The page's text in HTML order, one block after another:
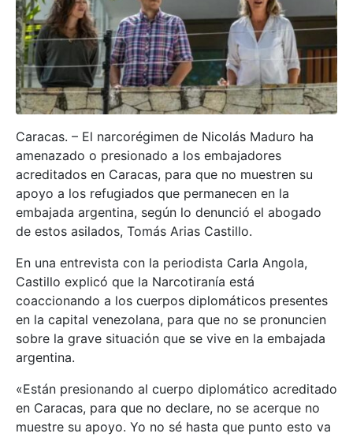
Caracas. – El narcorégimen de Nicolás Maduro ha
amenazado o presionado a los embajadores
acreditados en Caracas, para que no muestren su
apoyo a los refugiados que permanecen en la
embajada argentina, según lo denunció el abogado
de estos asilados, Tomás Arias Castillo.
En una entrevista con la periodista Carla Angola,
Castillo explicó que la Narcotiranía está
coaccionando a los cuerpos diplomáticos presentes
en la capital venezolana, para que no se pronuncien
sobre la grave situación que se vive en la embajada
argentina.
«Están presionando al cuerpo diplomático acreditado
en Caracas, para que no declare, no se acerque no
muestre su apoyo. Yo no sé hasta que punto esto va